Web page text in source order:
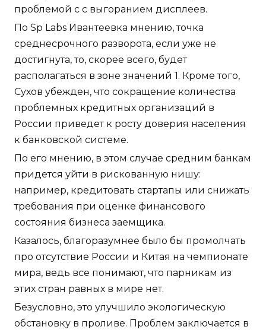
проблемой с с выгоранием дисплеев.
По Sp Labs Ивантеевка мнению, точка
среднесрочного разворота, если уже не
достигнута, то, скорее всего, будет
располагаться в зоне значений 1. Кроме того,
Сухов убежден, что сокращение количества
проблемных кредитных организаций в
России приведет к росту доверия населения
к банковской системе.
По его мнению, в этом случае средним банкам
придется уйти в рискованную нишу:
например, кредитовать стартапы или снижать
требования при оценке финансового
состояния бизнеса заемщика.
Казалось, благоразумнее было бы промолчать
про отсутствие России и Китая на чемпионате
мира, ведь все понимают, что парникам из
этих стран равных в мире нет.
Безусловно, это улучшило экологическую
обстановку в проливе. Проблем заключается в